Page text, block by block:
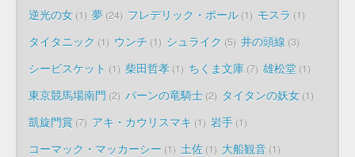
逆光の女 1 夢 24 フレデリック・ポール 1 モスラ 1
タイタニック 1 ウンチ 1 シュライク 5 井の頭線 3
シービスケット 1 柴田哲孝 1 ちくま文庫 7 雄松堂 1
東京競馬場南門 2 パーンの竜騎士 2 タイタンの妖女 1
凱旋門賞 7 アキ・カウリスマキ 1 岩手 1
コーマック・マッカーシー 1 土佐 1 大船観音 1